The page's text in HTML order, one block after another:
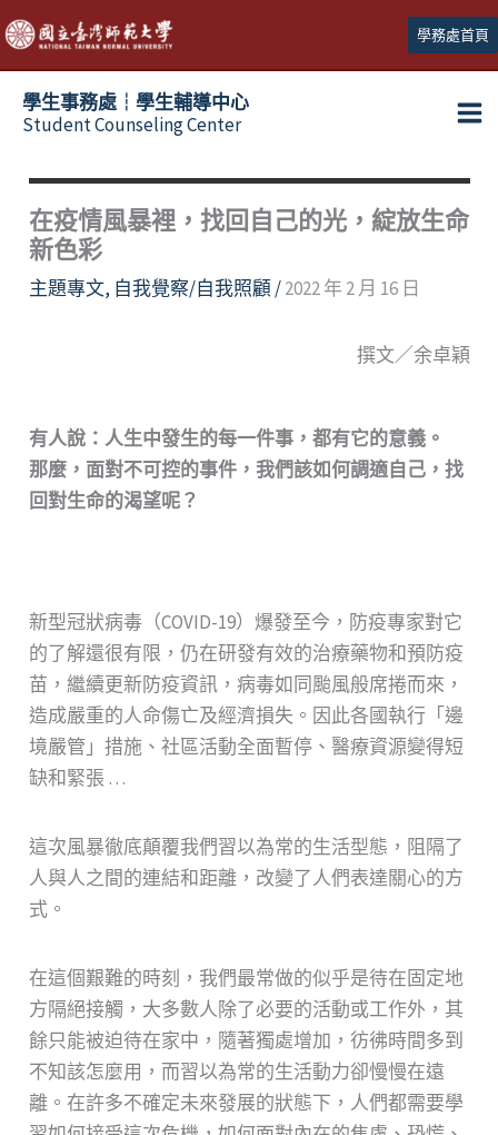
跳
至
主
學務處首頁
學生事務處┆學生輔導中心
Student Counseling Center
在疫情風暴裡，找回自己的光，綻放生命
新色彩
主題專文, 自我覺察/自我照顧/2022 年 2 月 16 日
撰文／余卓穎
有人說：人生中發生的每一件事，都有它的意義。
那麼，面對不可控的事件，我們該如何調適自己，找
回對生命的渴望呢？
新型冠狀病毒（COVID-19）爆發至今，防疫專家對它
的了解還很有限，仍在研發有效的治療藥物和預防疫
苗，繼續更新防疫資訊，病毒如同颱風般席捲而來，
造成嚴重的人命傷亡及經濟損失。因此各國執行「邊
境嚴管」措施、社區活動全面暫停、醫療資源變得短
缺和緊張 …
這次風暴徹底顛覆我們習以為常的生活型態，阻隔了
人與人之間的連結和距離，改變了人們表達關心的方
式。
在這個艱難的時刻，我們最常做的似乎是待在固定地
方隔絕接觸，大多數人除了必要的活動或工作外，其
餘只能被迫待在家中，隨著獨處增加，彷彿時間多到
不知該怎麼用，而習以為常的生活動力卻慢慢在遠
離。在許多不確定未來發展的狀態下，人們都需要學